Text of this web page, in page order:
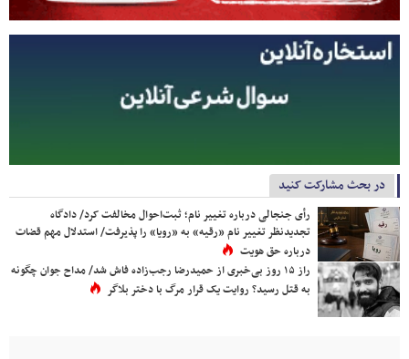
در بحث مشارکت کنید
رأی جنجالی درباره تغییر نام؛ ثبت‌احوال مخالفت کرد/ دادگاه
تجدیدنظر تغییر نام «رقیه» به «رویا» را پذیرفت/ استدلال مهم قضات
درباره حق هویت
راز ۱۵ روز بی‌خبری از حمیدرضا رجب‌زاده فاش شد/ مداح جوان چگونه
به قتل رسید؟ روایت یک قرار مرگ با دختر بلاگر